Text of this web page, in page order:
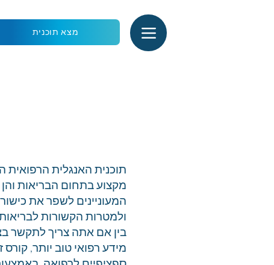
מצא תוכנית
תוכנית האנגלית הרפואית
מקצוע בתחום הבריאות
המעוניינים לשפר את
ולמטרות הקשורות
בין אם אתה צריך לתקשר
מידע רפואי טוב יותר,